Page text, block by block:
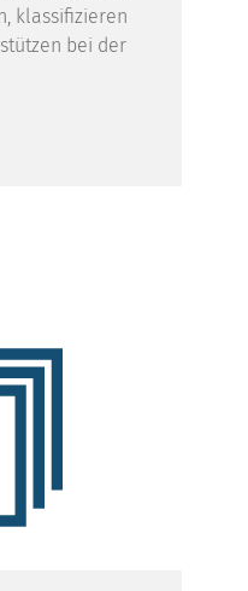
klassifizieren
bei der